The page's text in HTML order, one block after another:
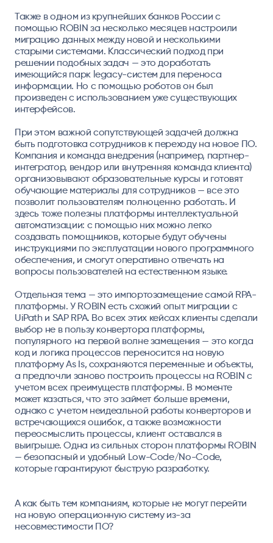
Также в одном из крупнейших банков России с
помощью ROBIN за несколько месяцев настроили
миграцию данных между новой и несколькими
старыми системами. Классический подход при
решении подобных задач — это доработать
имеющийся парк legacy-систем для переноса
информации. Но с помощью роботов он был
произведен с использованием уже существующих
интерфейсов.
При этом важной сопутствующей задачей должна
быть подготовка сотрудников к переходу на новое ПО.
Компания и команда внедрения (например, партнер-
интегратор, вендор или внутренняя команда клиента)
организовывают образовательные курсы и готовят
обучающие материалы для сотрудников — все это
позволит пользователям полноценно работать. И
здесь тоже полезны платформы интеллектуальной
автоматизации: с помощью них можно легко
создавать помощников, которые будут обучены
инструкциями по эксплуатации нового программного
обеспечения, и смогут оперативно отвечать на
вопросы пользователей на естественном языке.
Отдельная тема — это импортозамещение самой RPA-
платформы. У ROBIN есть схожий опыт миграции с
UiPath и SAP RPA. Во всех этих кейсах клиенты сделали
выбор не в пользу конвертора платформы,
популярного на первой волне замещения — это когда
код и логика процессов переносится на новую
платформу As Is, сохраняются переменные и объекты,
а предпочли заново построить процессы на ROBIN с
учетом всех преимуществ платформы. В моменте
может казаться, что это займет больше времени,
однако с учетом неидеальной работы конверторов и
встречающихся ошибок, а также возможности
переосмыслить процессы, клиент оставался в
выигрыше. Одна из сильных сторон платформы ROBIN
— безопасный и удобный Low-Code/No-Code,
которые гарантируют быструю разработку.
А как быть тем компаниям, которые не могут перейти
на новую операционную систему из-за
несовместимости ПО?